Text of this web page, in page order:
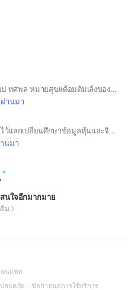
กลุ่มคนรักและซัพพอร์ตพี่ท็อป ทศพล หมายสุข#ด้อมต้มเล้งของพี่ท็อป
านมา
📌สำหรับ สมช.มือใหม่-เก่า ไว้แลกเปลี่ยนศึกษาข้อมูลหุ้นและจิตวิทยาการลงทุน #Mindset #หุ้น #ipo #คริปโต #crypto #forex #ฟอเรก #กราฟ #เทรด #trade #มือใหม่ #รายใหญ่ #smartmoney #warant #DW #เดย์เทรด #หุ้นซิ่ง #ซิ่ง #daytrade #vi #hybrid #รันเทรนด์ #การบ้าน #tradingview #efin #รวมพล
นมา
นใจอีกมากมาย
ม
พนแชท(Open
in
ลอดภัย(Open
ข้อกำหนดการใช้บริการ(Open